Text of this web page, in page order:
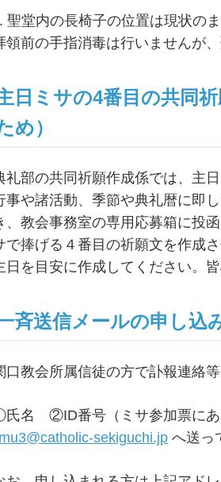
聖堂内の長椅子の位置は現状の
領前の手指消毒は行いませんが
日ミサの4番目の共同
め）
礼部の共同祈願作成係では、主
事や諸活動、季節や典礼暦に即
、教会事務室の専用応募箱に投
で捧げる４番目の祈願文を作成
日を目安に作成してください。
斉送信メールの申し込
口教会所属信徒の方で訃報連絡
名 ②ID番号（ミサ参加票にあ
sekiguchi.jp へ送っ